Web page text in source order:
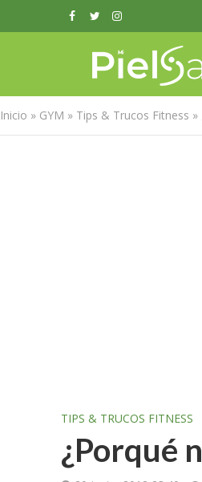
Inicio » GYM » Tips & Trucos Fitness »
TIPS & TRUCOS FITNESS
¿Porqué